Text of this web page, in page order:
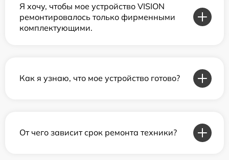
Я хочу, чтобы мое устройство VISION
ремонтировалось только фирменными
комплектующими.
Как я узнаю, что мое устройство готово?
От чего зависит срок ремонта техники?